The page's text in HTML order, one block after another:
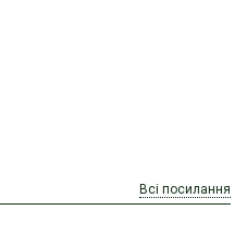
Всі посилання